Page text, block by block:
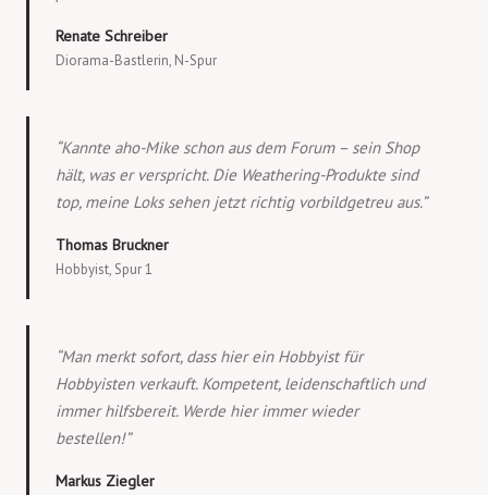
Renate Schreiber
Diorama-Bastlerin, N-Spur
“Kannte aho-Mike schon aus dem Forum – sein Shop
hält, was er verspricht. Die Weathering-Produkte sind
top, meine Loks sehen jetzt richtig vorbildgetreu aus.”
Thomas Bruckner
Hobbyist, Spur 1
“Man merkt sofort, dass hier ein Hobbyist für
Hobbyisten verkauft. Kompetent, leidenschaftlich und
immer hilfsbereit. Werde hier immer wieder
bestellen!”
Markus Ziegler